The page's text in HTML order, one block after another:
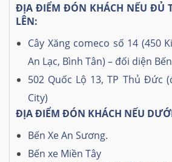
ĐỊA ĐIỂM ĐÓN KHÁCH NẾU ĐỦ
LÊN:
Cây Xăng comeco số 14 (450
An Lạc, Bình Tân) – đối diện
502 Quốc Lộ 13, TP Thủ Đức
City)
ĐỊA ĐIỂM ĐÓN KHÁCH NẾU
Bến Xe An Sương.
Bến xe Miền Tây